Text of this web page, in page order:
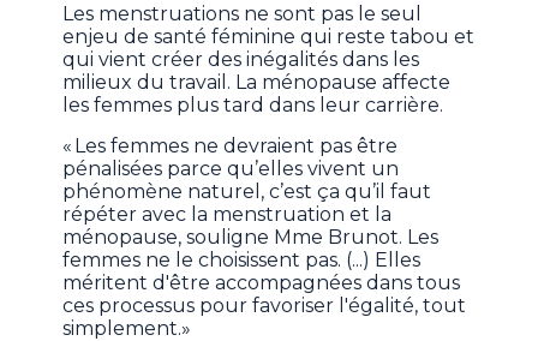
Les menstruations ne sont pas le seul
enjeu de santé féminine qui reste tabou et
qui vient créer des inégalités dans les
milieux du travail. La ménopause affecte
les femmes plus tard dans leur carrière.
« Les femmes ne devraient pas être
pénalisées parce qu’elles vivent un
phénomène naturel, c’est ça qu’il faut
répéter avec la menstruation et la
ménopause, souligne Mme Brunot. Les
femmes ne le choisissent pas. (...) Elles
méritent d'être accompagnées dans tous
ces processus pour favoriser l'égalité, tout
simplement.»